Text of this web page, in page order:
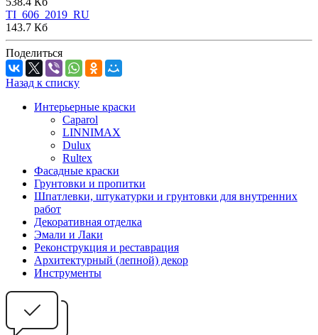
TI_606_2019_RU
143.7 Кб
Поделиться
Назад к списку
Интерьерные краски
Caparol
LINNIMAX
Dulux
Rultex
Фасадные краски
Грунтовки и пропитки
Шпатлевки, штукатурки и грунтовки для внутренних
работ
Декоративная отделка
Эмали и Лаки
Реконструкция и реставрация
Архитектурный (лепной) декор
Инструменты